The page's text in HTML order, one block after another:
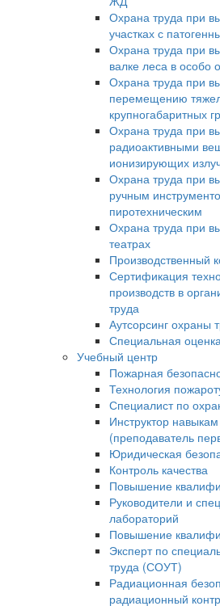
Охрана труда при
участках с
Охрана труда при
валке леса в особо
Охрана труда при
перемещению
крупногабаритных
Охрана труда при
радиоактивными
ионизирующих
Охрана труда при
ручным
пиротехническим
Охрана труда при
театрах
Производственный
Сертификация
производств в
труда
Аутсорсинг охраны
Специальная
Учебный центр
Пожарная
Технология
Специалист по
Инструктор
(преподаватель
Юридическая
Контроль качества
Повышение
Руководители и
лабораторий
Повышение
Эксперт по
труда (СОУТ)
Радиационная
радиационный